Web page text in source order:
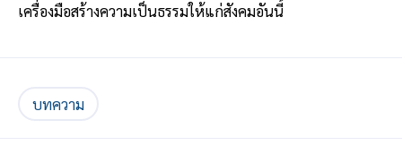
เครื่องมือสร้างความเป็นธรรมให้แก่สังคมอันนี้
บทความ